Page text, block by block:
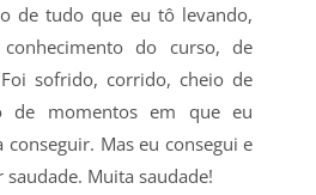
de tudo que eu tô levando,
do curso, de
sofrido, corrido, cheio de
de momentos em que eu
conseguir. Mas eu consegui e
Muita saudade!